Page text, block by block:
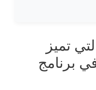
تميز
برنامج